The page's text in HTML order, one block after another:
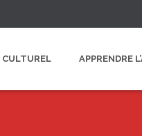
CULTUREL APPRENDRE